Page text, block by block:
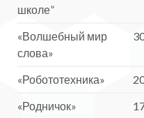
школе”
«Волшебный мир
слова»
«Робототехника»
«Родничок»